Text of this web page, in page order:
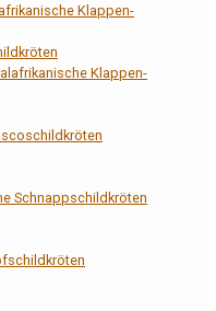
Klappen-
Klappen-
Schnappschildkröten